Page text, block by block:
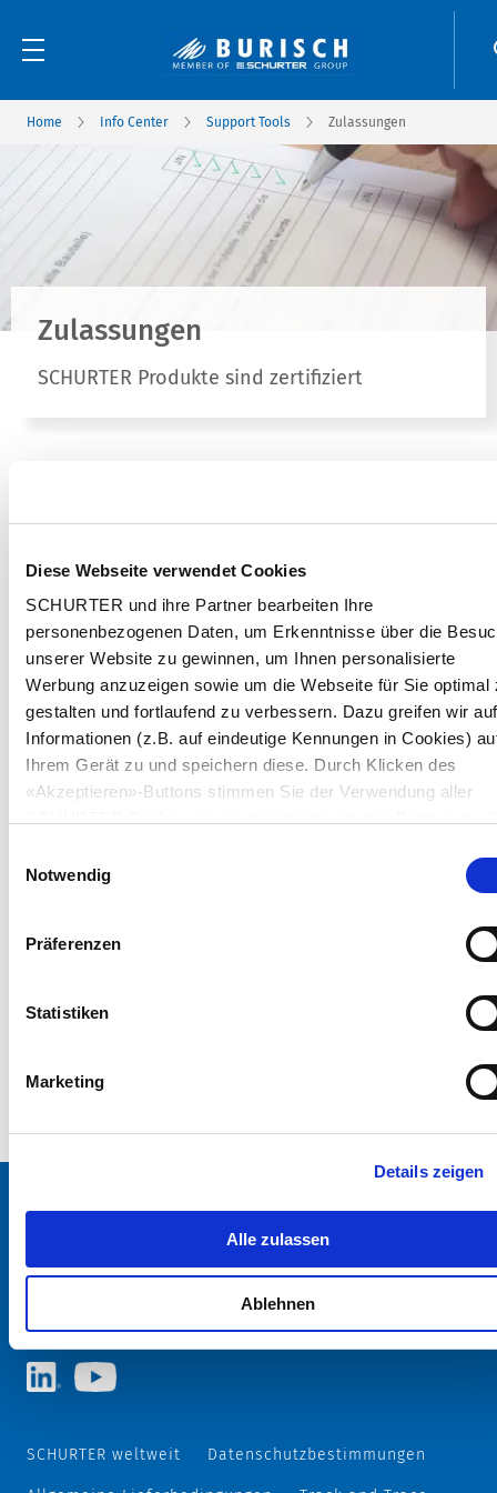
Diese Webseite verwendet Cookies
SCHURTER und ihre Partner bearbeiten Ihre
personenbezogenen Daten, um Erkenntnisse über die
unserer Website zu gewinnen, um Ihnen personalisierte
Werbung anzuzeigen sowie um die Webseite für Sie optimal
gestalten und fortlaufend zu verbessern. Dazu greifen wir auf
Informationen (z.B. auf eindeutige Kennungen in Cookies)
Ihrem Gerät zu und speichern diese. Durch Klicken des
«Akzeptieren»-Buttons stimmen Sie der Verwendung aller
«Einstellungen» am Seitenende klicken. Ihre Einstellungen
werden unseren Partnern gemeldet und haben keinen
auf die Browserdaten. Weitere Informationen erhalten Sie in
unsererDatenschutzerklärung
Notwendig
Präferenzen
Statistiken
Marketing
Details zeigen
Alle zulassen
Ablehnen
Home Info Center Support Tools Zulassungen
Zulassungen
SCHURTER Produkte sind zertifiziert
SCHURTER Webseite und Sprache wählen
SCHURTER weltweit Datenschutzbestimmungen